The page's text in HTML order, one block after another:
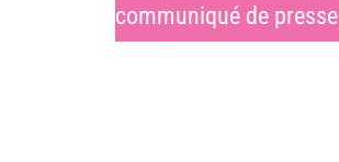
communiqué de presse